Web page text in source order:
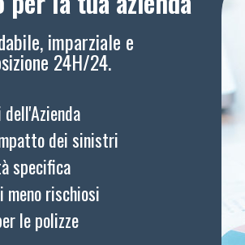
imparziale e
24H/24.
dei sinistri
specifica
rischiosi
le polizze